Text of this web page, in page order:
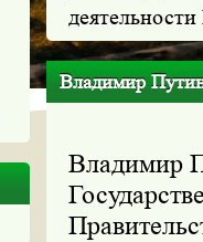
Владимир Путин
Владимир